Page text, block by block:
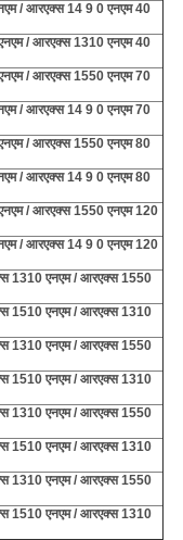
/ आरएक्स 14 9 0 एनएम 40
/ आरएक्स 1310 एनएम 40
/ आरएक्स 1550 एनएम 70
/ आरएक्स 14 9 0 एनएम 70
/ आरएक्स 1550 एनएम 80
/ आरएक्स 14 9 0 एनएम 80
/ आरएक्स 1550 एनएम 120
/ आरएक्स 14 9 0 एनएम 120
1310 एनएम / आरएक्स 1550
1510 एनएम / आरएक्स 1310
1310 एनएम / आरएक्स 1550
1510 एनएम / आरएक्स 1310
1310 एनएम / आरएक्स 1550
1510 एनएम / आरएक्स 1310
1310 एनएम / आरएक्स 1550
1510 एनएम / आरएक्स 1310